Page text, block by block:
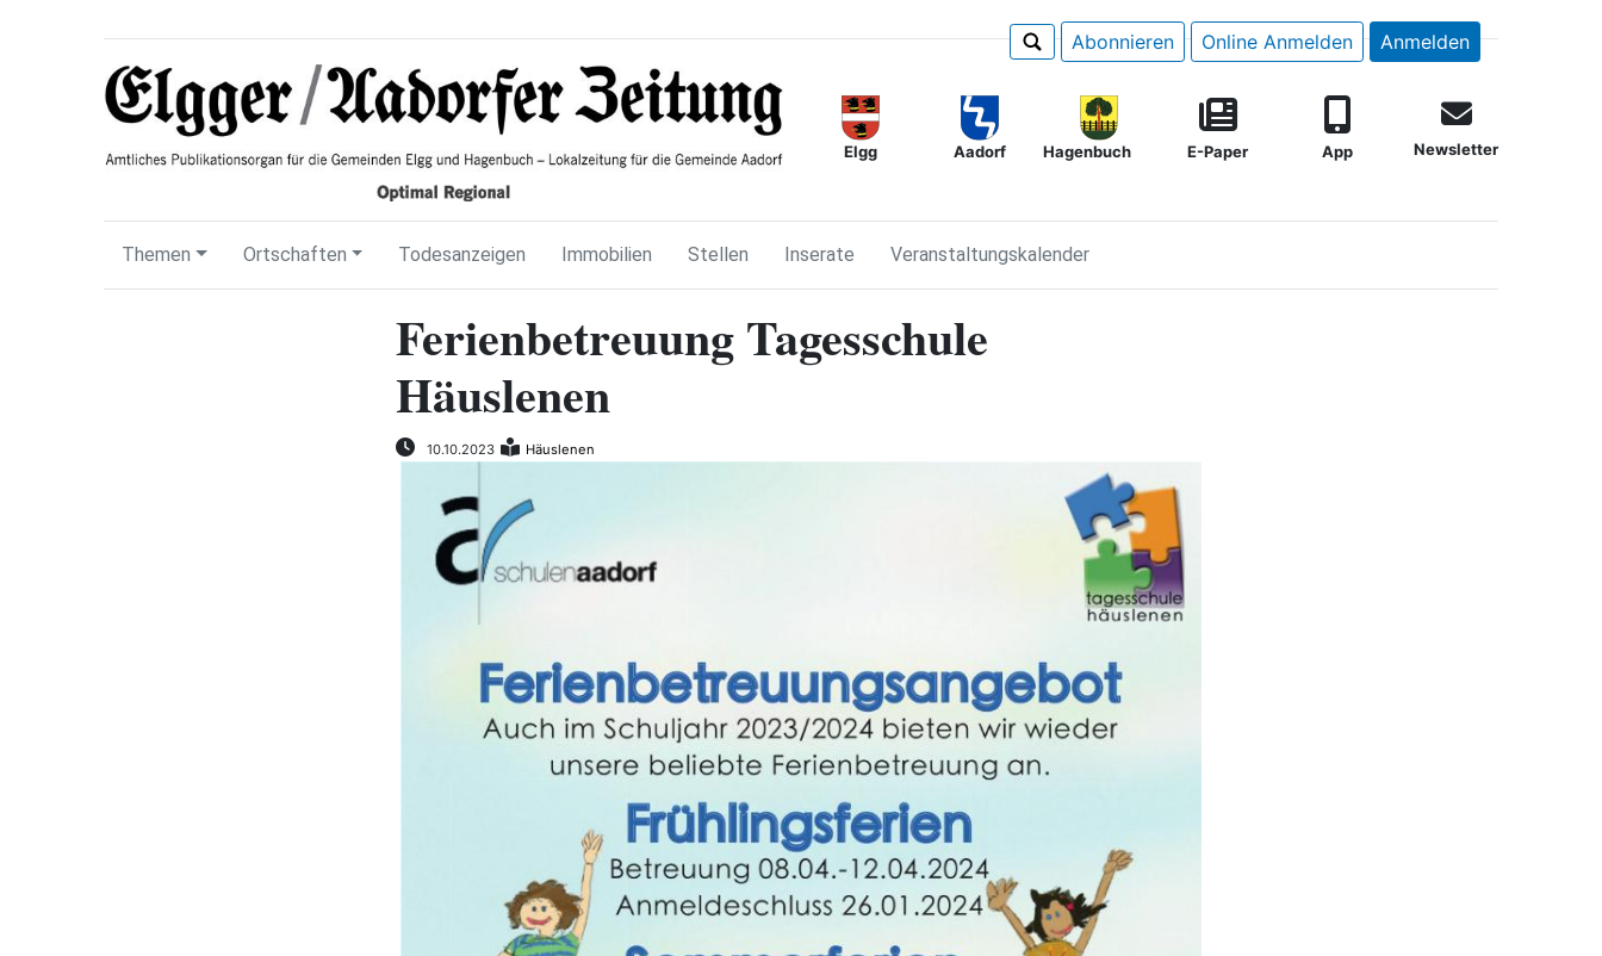
Abonnieren Online Anmelden Anmelden
Elgg Aadorf Hagenbuch E-Paper App Newsletter
Themen Ortschaften Todesanzeigen Immobilien Stellen Inserate Veranstaltungskalender
Ferienbetreuung Tagesschule
Häuslenen
10.10.2023 Häuslenen